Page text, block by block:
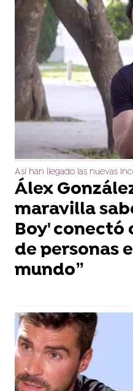
Así han llegado las nuevas
Álex
maravilla
Boy' conectó
de personas
mundo”